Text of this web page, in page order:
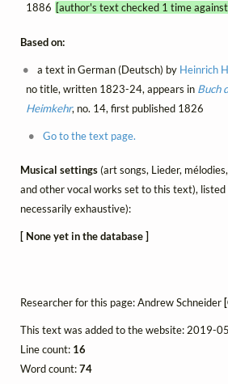
1886 [author's text checked 1 time
Based on:
a text in German (Deutsch) by Heinrich
no title, written 1823-24, appears in Buch
Heimkehr, no. 14, first published 1826
Go to the text page.
Musical settings(art songs, Lieder,
and other vocal works set to this text), listed
necessarily exhaustive):
[ None yet in the database ]
Researcher for this page: Andrew Schneider
This text was added to the website: 2019-
Line count: 16
Word count:74